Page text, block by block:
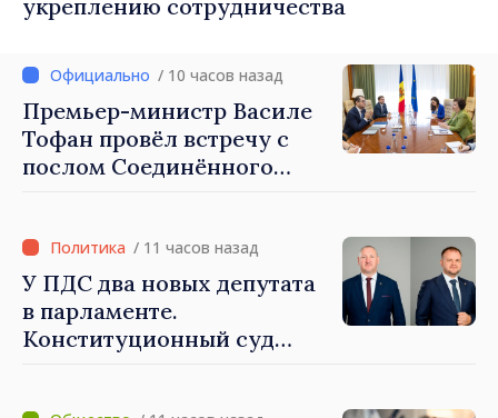
укреплению сотрудничества
/ 10 часов назад
Премьер-министр Василе
Тофан провёл встречу с
послом Соединённого
Северной Ирландии Ферн
Хорин
/ 11 часов назад
У ПДС два новых депутата
в парламенте.
Конституционный суд